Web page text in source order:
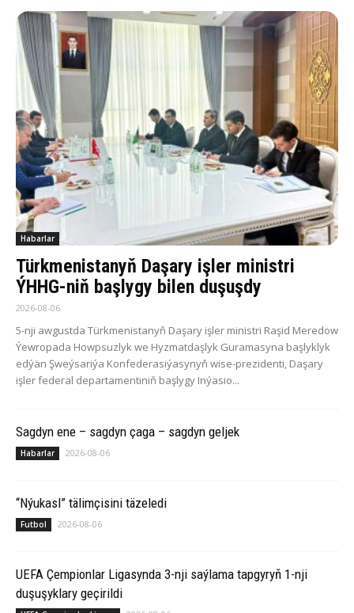
Habarlar
Türkmenistanyň Daşary işler ministri
ÝHHG-niň başlygy bilen duşuşdy
2026-08-06
5-nji awgustda Türkmenistanyň Daşary işler ministri Raşid Meredow
Ýewropada Howpsuzlyk we Hyzmatdaşlyk Guramasyna başlyklyk
edýän Şweýsariýa Konfederasiýasynyň wise-prezidenti, Daşary
işler federal departamentiniň başlygy Inýasio...
Sagdyn ene – sagdyn çaga – sagdyn geljek
Habarlar 2026-08-06
“Nýukasl” tälimçisini täzeledi
Futbol 2026-08-06
UEFA Çempionlar Ligasynda 3-nji saýlama tapgyryň 1-nji
duşuşyklary geçirildi